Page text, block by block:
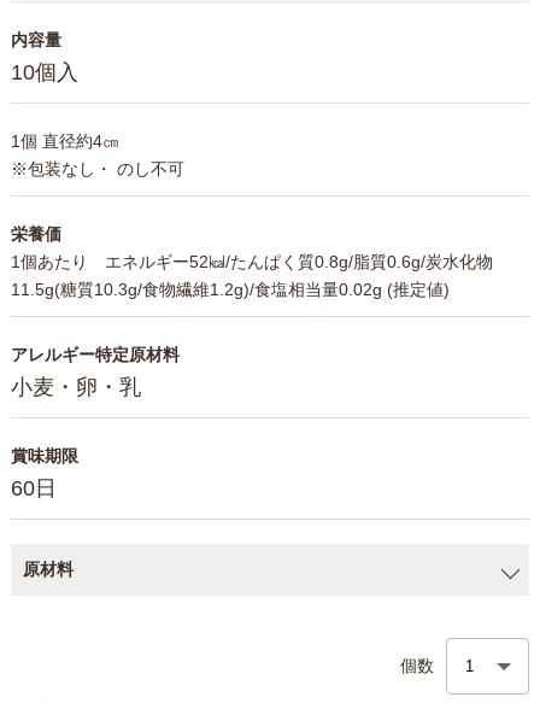
内容量
10個入
1個 直径約4㎝
※包装なし・ のし不可
栄養価
1個あたり エネルギー52㎉/たんぱく質0.8g/脂質0.6g/炭水化物
11.5g(糖質10.3g/食物繊維1.2g)/食塩相当量0.02g (推定値)
アレルギー特定原材料
小麦・卵・乳
賞味期限
60日
原材料
個数